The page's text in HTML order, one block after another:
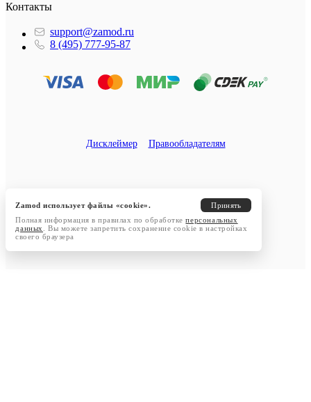
Контакты
support@zamod.ru
8 (495) 777-95-87
Дисклеймер Правообладателям
Zamod использует файлы «cookie».
Принять
Полная информация в правилах по обработкеперсональных
данных
. Вы можете запретить сохранение cookie в настройках
своего браузера